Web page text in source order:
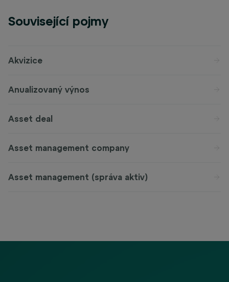
Související pojmy
Akvizice
Anualizovaný výnos
Asset deal
Asset management company
Asset management (správa aktiv)